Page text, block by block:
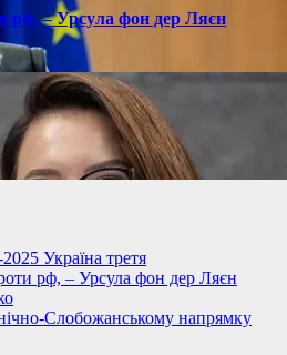
рф, – Урсула фон дер Ляєн
Україна третя
рф, – Урсула фон дер Ляєн
Слобожанському напрямку